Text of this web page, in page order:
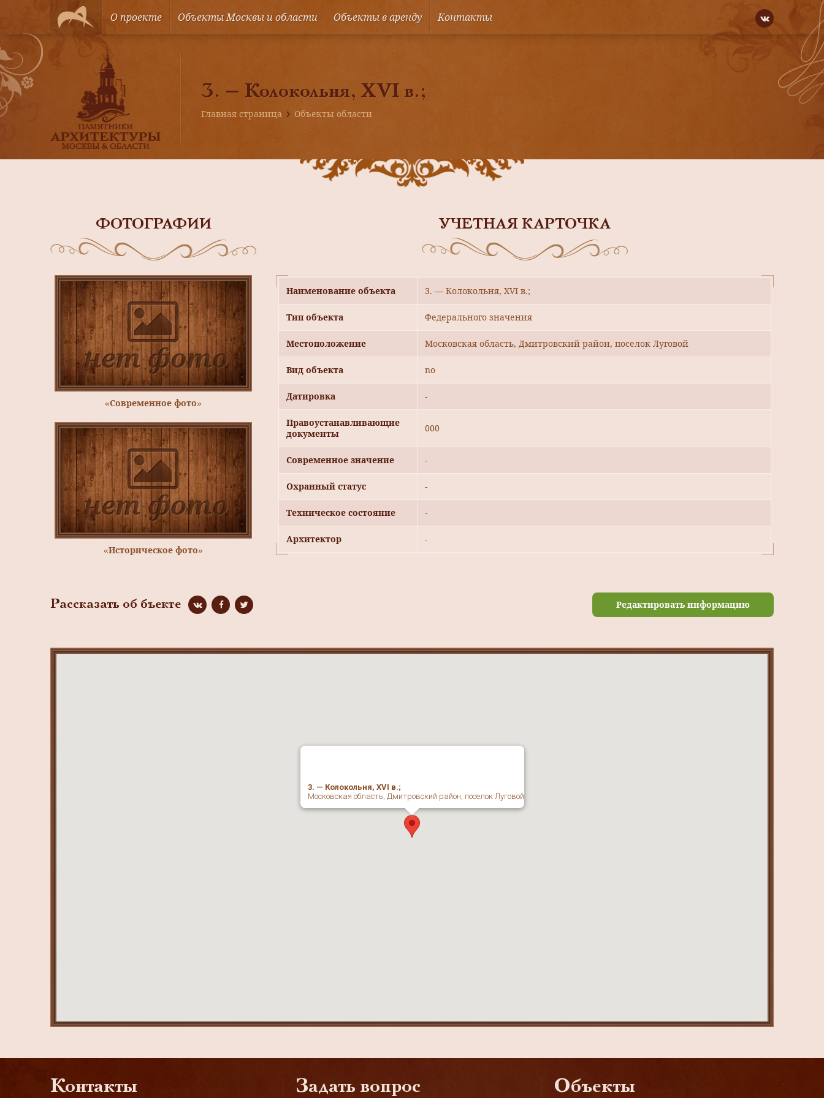
О проекте Объекты Москвы и области Объекты в аренду Контакты
3. — Колокольня, ХVI в.;
Главная страница Объекты области
ФОТОГРАФИИ
«Современное фото»
«Историческое фото»
УЧЕТНАЯ КАРТОЧКА
Наименование объекта 3. — Колокольня, ХVI в.;
Тип объекта Федерального значения
Местоположение Московская область, Дмитровский район, поселок Луговой
Вид объекта no
Датировка -
Правоустанавливающие
документы
000
Современное значение -
Охранный статус -
Техническое состояние -
Архитектор -
Рассказать об бъекте Редактировать информацию
3. — Колокольня, ХVI в.;
Московская область, Дмитровский район, поселок Луговой
Контакты Задать вопрос Объекты